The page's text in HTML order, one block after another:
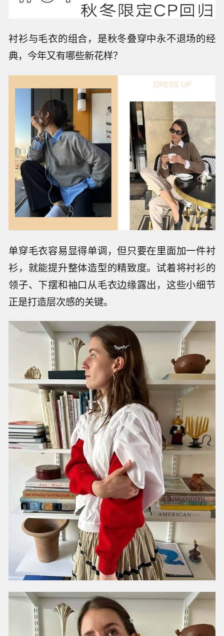
衬衫与毛衣的组合，是秋冬叠穿中永不退场的经
典，今年又有哪些新花样？
单穿毛衣容易显得单调，但只要在里面加一件衬
衫，就能提升整体造型的精致度。试着将衬衫的
领子、下摆和袖口从毛衣边缘露出，这些小细节
正是打造层次感的关键。